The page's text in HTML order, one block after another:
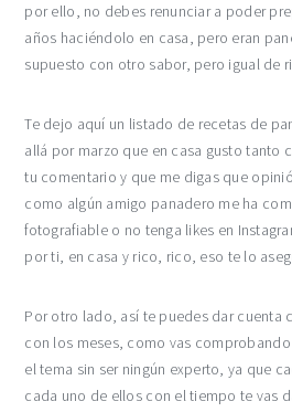
por ello, no debes renunciar a poder
años haciéndolo en casa, pero eran
supuesto con otro sabor, pero igual de
Te dejo aquí un listado de recetas de
allá por marzo que en casa gusto tanto
tu comentario y que me digas que
como algún amigo panadero me ha
fotografiable o no tenga likes en
por ti, en casa y rico, rico, eso te lo
Por otro lado, así te puedes dar cuenta
con los meses, como vas
el tema sin ser ningún experto, ya que
cada uno de ellos con el tiempo te vas